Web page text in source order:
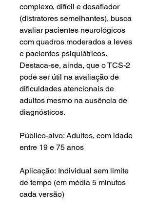
complexo, difícil e desafiador
(distratores semelhantes), busca
avaliar pacientes neurológicos
com quadros moderados a leves
e pacientes psiquiátricos.
Destaca-se, ainda, que o TCS-2
pode ser útil na avaliação de
dificuldades atencionais de
adultos mesmo na ausência de
diagnósticos.
Público-alvo: Adultos, com idade
entre 19 e 75 anos
Aplicação: Individual sem limite
de tempo (em média 5 minutos
cada versão)